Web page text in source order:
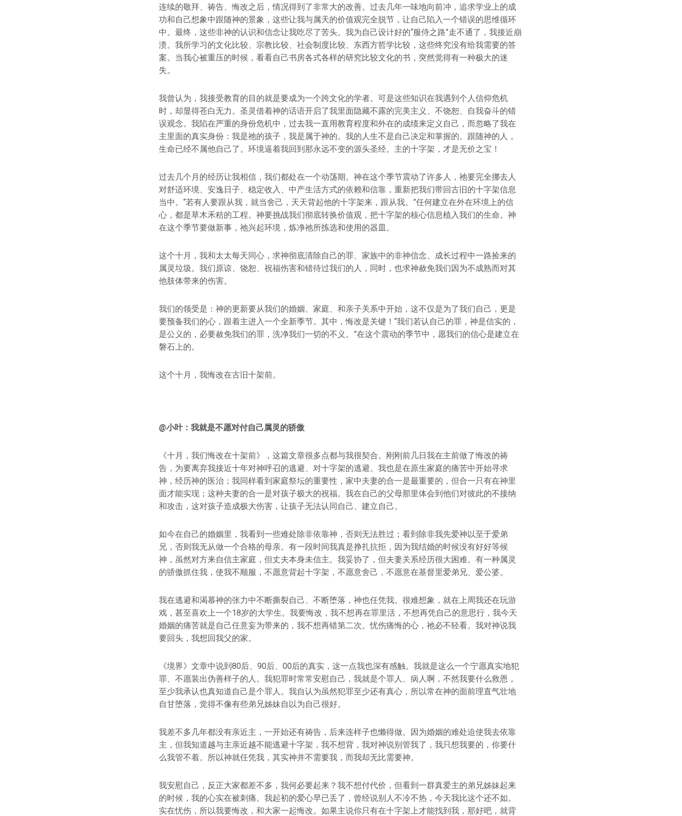
连续的敬拜、祷告、悔改之后，情况得到了非常大的改善。过去几年一味地向前冲，追求学业上的成
功和自己想象中跟随神的景象，这些让我与属天的价值观完全脱节，让自己陷入一个错误的思维循环
中。最终，这些非神的认识和信念让我吃尽了苦头。我为自己设计好的“服侍之路”走不通了，我接近崩
溃。我所学习的文化比较、宗教比较、社会制度比较、东西方哲学比较，这些终究没有给我需要的答
案。当我心被重压的时候，看看自己书房各式各样的研究比较文化的书，突然觉得有一种极大的迷
失。
我曾认为，我接受教育的目的就是要成为一个跨文化的学者。可是这些知识在我遇到个人信仰危机
时，却显得苍白无力。圣灵借着神的话语开启了我里面隐藏不露的完美主义、不饶恕、自我奋斗的错
误观念。我陷在严重的身份危机中，过去我一直用教育程度和外在的成绩来定义自己，而忽略了我在
主里面的真实身份：我是祂的孩子，我是属于神的。我的人生不是自己决定和掌握的。跟随神的人，
生命已经不属他自己了。环境逼着我回到那永远不变的源头圣经。主的十字架，才是无价之宝！
过去几个月的经历让我相信，我们都处在一个动荡期。神在这个季节震动了许多人，祂要完全挪去人
对舒适环境、安逸日子、稳定收入、中产生活方式的依赖和信靠，重新把我们带回古旧的十字架信息
当中。“若有人要跟从我，就当舍己，天天背起他的十字架来，跟从我。”任何建立在外在环境上的信
心，都是草木禾秸的工程。神要挑战我们彻底转换价值观，把十字架的核心信息植入我们的生命。神
在这个季节要做新事，祂兴起环境，炼净祂所拣选和使用的器皿。
这个十月，我和太太每天同心，求神彻底清除自己的罪、家族中的非神信念、成长过程中一路捡来的
属灵垃圾。我们原谅、饶恕、祝福伤害和错待过我们的人，同时，也求神赦免我们因为不成熟而对其
他肢体带来的伤害。
我们的领受是：神的更新要从我们的婚姻、家庭、和亲子关系中开始，这不仅是为了我们自己，更是
要预备我们的心，跟着主进入一个全新季节。其中，悔改是关键！“我们若认自己的罪，神是信实的，
是公义的，必要赦免我们的罪，洗净我们一切的不义。”在这个震动的季节中，愿我们的信心是建立在
磐石上的。
这个十月，我悔改在古旧十架前。
@小叶：我就是不愿对付自己属灵的骄傲
《十月，我们悔改在十架前》，这篇文章很多点都与我很契合。刚刚前几日我在主前做了悔改的祷
告，为要离弃我接近十年对神呼召的逃避、对十字架的逃避。我也是在原生家庭的痛苦中开始寻求
神，经历神的医治；我同样看到家庭祭坛的重要性，家中夫妻的合一是最重要的，但合一只有在神里
面才能实现；这种夫妻的合一是对孩子极大的祝福。我在自己的父母那里体会到他们对彼此的不接纳
和攻击，这对孩子造成极大伤害，让孩子无法认同自己、建立自己。
如今在自己的婚姻里，我看到一些难处除非依靠神，否则无法胜过；看到除非我先爱神以至于爱弟
兄，否则我无从做一个合格的母亲。有一段时间我真是挣扎抗拒，因为我结婚的时候没有好好等候
神，虽然对方来自信主家庭，但丈夫本身未信主。我妥协了，但夫妻关系经历很大困难。有一种属灵
的骄傲抓住我，使我不顺服，不愿意背起十字架，不愿意舍己，不愿意在基督里爱弟兄、爱公婆。
我在逃避和渴慕神的张力中不断撕裂自己、不断堕落，神也任凭我。很难想象，就在上周我还在玩游
戏，甚至喜欢上一个18岁的大学生。我要悔改，我不想再在罪里活，不想再凭自己的意思行，我今天
婚姻的痛苦就是自己任意妄为带来的，我不想再错第二次。忧伤痛悔的心，祂必不轻看。我对神说我
要回头，我想回我父的家。
《境界》文章中说到80后、90后、00后的真实，这一点我也深有感触。我就是这么一个宁愿真实地犯
罪、不愿装出伪善样子的人。我犯罪时常常安慰自己，我就是个罪人、病人啊，不然我要什么救恩，
至少我承认也真知道自己是个罪人。我自认为虽然犯罪至少还有真心，所以常在神的面前理直气壮地
自甘堕落，觉得不像有些弟兄姊妹自以为自己很好。
我差不多几年都没有亲近主，一开始还有祷告，后来连样子也懒得做。因为婚姻的难处迫使我去依靠
主，但我知道越与主亲近越不能逃避十字架，我不想背，我对神说别管我了，我只想我要的，你要什
么我管不着。所以神就任凭我，其实神并不需要我，而我却无比需要神。
我安慰自己，反正大家都差不多，我何必要起来？我不想付代价，但看到一群真爱主的弟兄姊妹起来
的时候，我的心实在被刺痛。我起初的爱心早已丢了，曾经说别人不冷不热，今天我比这个还不如。
实在忧伤，所以我要悔改，和大家一起悔改。如果主说你只有在十字架上才能找到我，那好吧，就背